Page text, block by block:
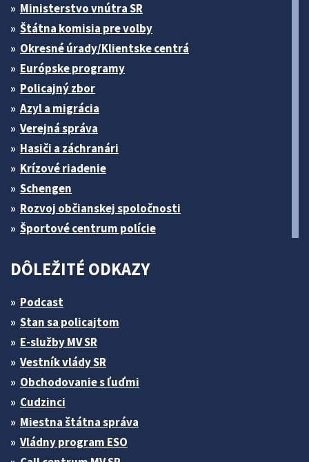
Ministerstvo vnútra SR
Štátna komisia pre volby
Okresné úrady/Klientske centrá
Európske programy
Policajný zbor
Azyl a migrácia
Verejná správa
Hasiči a záchranári
Krízové riadenie
Schengen
Rozvoj občianskej spoločnosti
Športové centrum polície
DÔLEŽITÉ ODKAZY
Podcast
Stan sa policajtom
E-služby MV SR
Vestník vlády SR
Obchodovanie s ľuďmi
Cudzinci
Miestna štátna správa
Vládny program ESO